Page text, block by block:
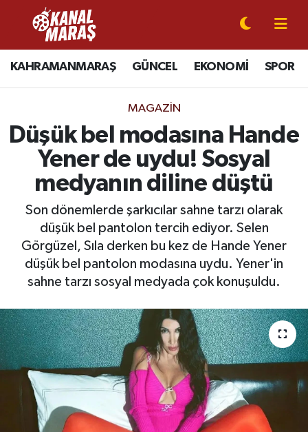
KAHRAMANMARAŞ GÜNCEL EKONOMİ SPOR
MAGAZİN
Düşük bel modasına Hande
Yener de uydu! Sosyal
medyanın diline düştü
Son dönemlerde şarkıcılar sahne tarzı olarak
düşük bel pantolon tercih ediyor. Selen
Görgüzel, Sıla derken bu kez de Hande Yener
düşük bel pantolon modasına uydu. Yener'in
sahne tarzı sosyal medyada çok konuşuldu.
CANLI YAYIN
KAHRAMANMARAŞ
SPOR
SİYASET
EKONOMİ
GÜNDEM
SAĞLIK
EĞİTİM
BÖLGE
Kahramanmaraş Nöbetçi Eczaneler
Kahramanmaraş Hava Durumu
Kahramanmaraş Trafik Yoğunluk Haritası
Süper Lig Puan Durumu ve Fikstür
Tüm Manşetler
Son Dakika Haberleri